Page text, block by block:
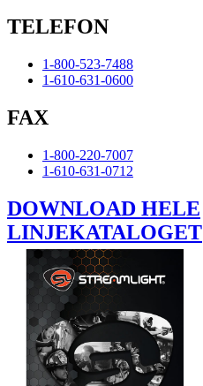
TELEFON
1-800-523-7488
1-610-631-0600
FAX
1-800-220-7007
1-610-631-0712
DOWNLOAD HELE
LINJEKATALOGET